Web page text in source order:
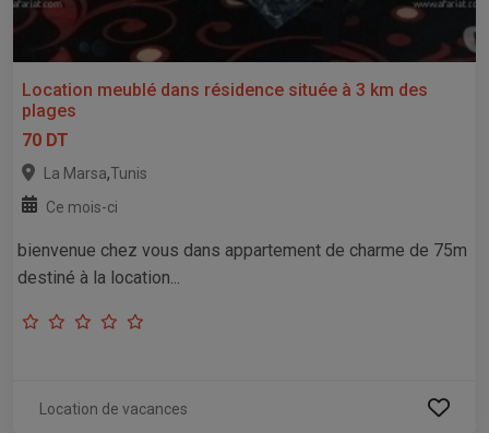
Location meublé dans résidence située à 3 km des
plages
70 DT
La Marsa,Tunis
Ce mois-ci
bienvenue chez vous dans appartement de charme de 75m
destiné à la location...
Location de vacances